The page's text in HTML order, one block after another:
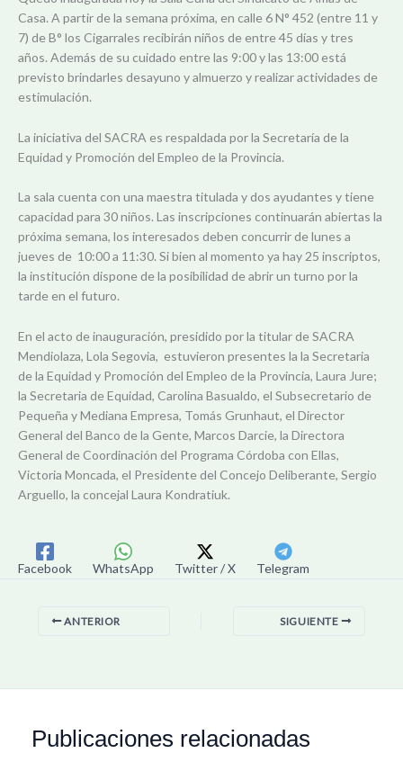
Casa. A partir de la semana próxima, en calle 6 N° 452 (entre 11 y
7) de B° los Cigarrales recibirán niños de entre 45 días y tres
años. Además de su cuidado entre las 9:00 y las 13:00 está
previsto brindarles desayuno y almuerzo y realizar actividades de
estimulación.
La iniciativa del SACRA es respaldada por la Secretaría de la
Equidad y Promoción del Empleo de la Provincia.
La sala cuenta con una maestra titulada y dos ayudantes y tiene
capacidad para 30 niños. Las inscripciones continuarán abiertas la
próxima semana, los interesados deben concurrir de lunes a
jueves de 10:00 a 11:30. Si bien al momento ya hay 25 inscriptos,
la institución dispone de la posibilidad de abrir un turno por la
tarde en el futuro.
En el acto de inauguración, presidido por la titular de SACRA
Mendiolaza, Lola Segovia, estuvieron presentes la la Secretaria
de la Equidad y Promoción del Empleo de la Provincia, Laura Jure;
la Secretaria de Equidad, Carolina Basualdo, el Subsecretario de
Pequeña y Mediana Empresa, Tomás Grunhaut, el Director
General del Banco de la Gente, Marcos Darcie, la Directora
General de Coordinación del Programa Córdoba con Ellas,
Victoria Moncada, el Presidente del Concejo Deliberante, Sergio
Arguello, la concejal Laura Kondratiuk.
Facebook WhatsApp Twitter / X Telegram
ANTERIOR SIGUIENTE
Publicaciones relacionadas